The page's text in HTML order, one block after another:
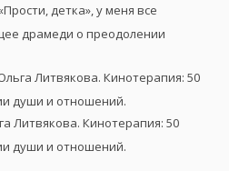
детка», у меня все
драмеди о преодолении
Литвякова. Кинотерапия: 50
души и отношений.
Литвякова. Кинотерапия: 50
души и отношений.